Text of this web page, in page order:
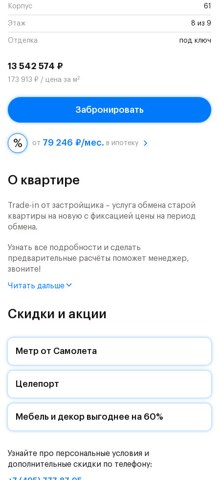
Корпус 61
Этаж 8 из 9
Отделка под ключ
13 542 574 ₽
173 913 ₽ / цена за м2
Забронировать
от 79 246 ₽/мес. в ипотеку
О квартире
Trade-in от застройщика – услуга обмена старой
квартиры на новую с фиксацией цены на период
обмена.
Узнать все подробности и сделать
предварительные расчёты поможет менеджер,
звоните!
Продается 3-комн. квартира с отделкой. Квартира
дома (Корпус 61, Секция 3) в ЖК «Рублевский
Квартал» от группы «Самолет».
Цена указана с учетом готовой отделки и кухни.
«Рублевский квартал» — это экологичный проект
от группы Самолет рядом с Дубковским и
Подушкинским лесами.
Он сочетает близость к природным комплексам,
престижный статус западного направления и
возможность удобно добраться до столицы.
чистовой отделкой, закрытый двор без машин —
квартал станет по-настоящему «своей»
Читать дальше
Скидки и акции
Метр от Самолета
Целепорт
Мебель и декор выгоднее на 60%
Узнайте про персональные условия и
дополнительные скидки по телефону: